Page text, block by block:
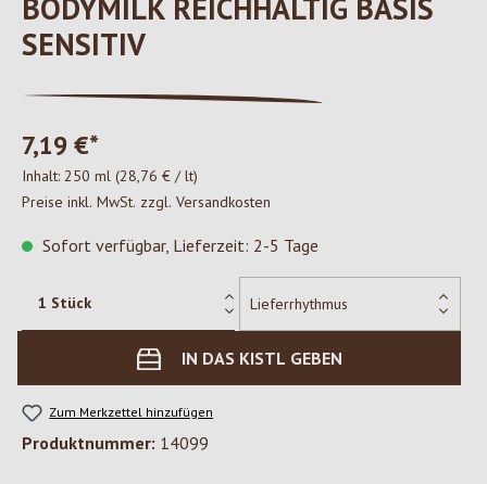
BODYMILK REICHHALTIG BASIS
SENSITIV
7,19 €*
Inhalt: 250 ml (28,76 € / lt)
Preise inkl. MwSt. zzgl. Versandkosten
Sofort verfügbar, Lieferzeit: 2-5 Tage
IN DAS KISTL GEBEN
Zum Merkzettel hinzufügen
Produktnummer: 14099